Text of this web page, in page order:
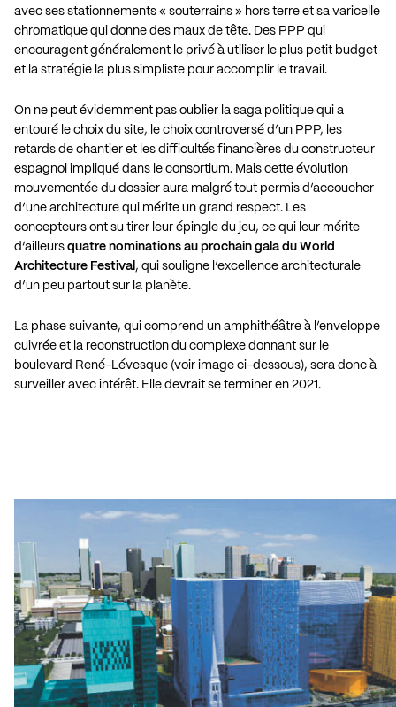
avec ses stationnements « souterrains » hors terre et sa varicelle
chromatique qui donne des maux de tête. Des PPP qui
encouragent généralement le privé à utiliser le plus petit budget
et la stratégie la plus simpliste pour accomplir le travail.
On ne peut évidemment pas oublier la saga politique qui a
entouré le choix du site, le choix controversé d’un PPP, les
retards de chantier et les difficultés financières du constructeur
espagnol impliqué dans le consortium. Mais cette évolution
mouvementée du dossier aura malgré tout permis d’accoucher
d’une architecture qui mérite un grand respect. Les
concepteurs ont su tirer leur épingle du jeu, ce qui leur mérite
d’ailleurs quatre nominations au prochain gala du World
Architecture Festival , qui souligne l’excellence architecturale
d’un peu partout sur la planète.
La phase suivante, qui comprend un amphithéâtre à l’enveloppe
cuivrée et la reconstruction du complexe donnant sur le
boulevard René-Lévesque (voir image ci-dessous), sera donc à
surveiller avec intérêt. Elle devrait se terminer en 2021.